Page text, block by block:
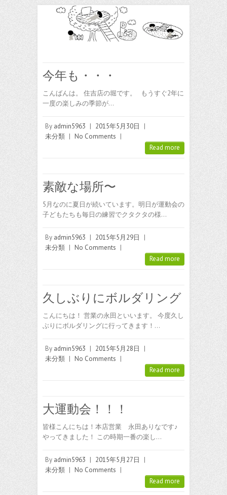
今年も・・・
こんばんは。 住吉店の堀です。 もうすぐ2年に
一度の楽しみの季節が…
By admin5963 | 2015年5月30日
|
未分類 | No Comments |
Read more
素敵な場所〜
5月なのに夏日が続いています。明日が運動会の
子どもたちも毎日の練習でクタクタの様…
By admin5963 | 2015年5月29日
|
未分類 | No Comments |
Read more
久しぶりにボルダリング
こんにちは！ 営業の永田といいます。 今度久し
ぶりにボルダリングに行ってきます！…
By admin5963 | 2015年5月28日
|
未分類 | No Comments |
Read more
大運動会！！！
皆様こんにちは！本店営業 永田ありなです♪
やってきました！ この時期一番の楽し…
By admin5963 | 2015年5月27日
|
未分類 | No Comments |
Read more